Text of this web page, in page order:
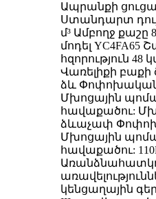
Ապրանքի
Ստանդարտ
մ³ Ամբողջ քաշը
մոդել YC4FA65
հզորություն
Վառելիքի բաքի
ձև
Մխոցային
հավաքածու:
ձևաչափ
Մխոցային
հավաքածու:
կենցաղային